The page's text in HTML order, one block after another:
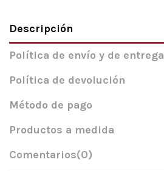
Descripción
Política de envío y de entrega
Política de devolución
Método de pago
Productos a medida
Comentarios(0)